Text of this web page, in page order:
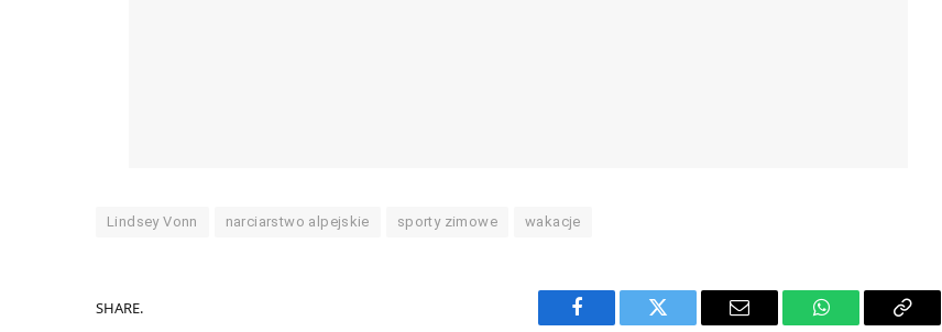
Lindsey Vonn narciarstwo alpejskie sporty zimowe wakacje
SHARE.
Facebook Twitter Email WhatsAppCopy